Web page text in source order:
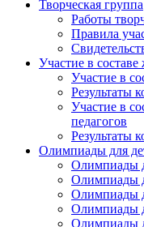
Творческая группа
Работы
Правила
Участие в
Участие в
Результаты
Участие в
педагогов
Результаты
Олимпиады для
Олимпиады
Олимпиады
Олимпиады
Олимпиады
Олимпиады